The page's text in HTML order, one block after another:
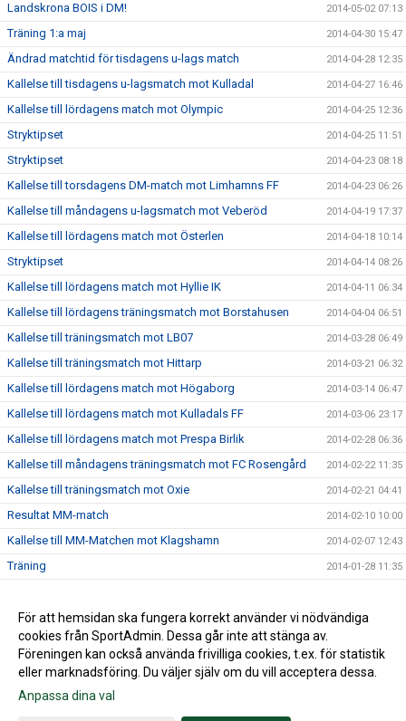
Landskrona BOIS i DM! 2014-05-02 07:13
Träning 1:a maj 2014-04-30 15:47
Ändrad matchtid för tisdagens u-lags match 2014-04-28 12:35
Kallelse till tisdagens u-lagsmatch mot Kulladal 2014-04-27 16:46
Kallelse till lördagens match mot Olympic 2014-04-25 12:36
Stryktipset 2014-04-25 11:51
Stryktipset 2014-04-23 08:18
Kallelse till torsdagens DM-match mot Limhamns FF 2014-04-23 06:26
Kallelse till måndagens u-lagsmatch mot Veberöd 2014-04-19 17:37
Kallelse till lördagens match mot Österlen 2014-04-18 10:14
Stryktipset 2014-04-14 08:26
Kallelse till lördagens match mot Hyllie IK 2014-04-11 06:34
Kallelse till lördagens träningsmatch mot Borstahusen 2014-04-04 06:51
Kallelse till träningsmatch mot LB07 2014-03-28 06:49
Kallelse till träningsmatch mot Hittarp 2014-03-21 06:32
Kallelse till lördagens match mot Högaborg 2014-03-14 06:47
Kallelse till lördagens match mot Kulladals FF 2014-03-06 23:17
Kallelse till lördagens match mot Prespa Birlik 2014-02-28 06:36
Kallelse till måndagens träningsmatch mot FC Rosengård 2014-02-22 11:35
Kallelse till träningsmatch mot Oxie 2014-02-21 04:41
Resultat MM-match 2014-02-10 10:00
Kallelse till MM-Matchen mot Klagshamn 2014-02-07 12:43
Träning 2014-01-28 11:35
Lördagsträningen är inställd 2014-01-17 20:19
2014-01-14 14:02
För att hemsidan ska fungera korrekt använder vi nödvändiga
cookies från SportAdmin. Dessa går inte att stänga av.
Föreningen kan också använda frivilliga cookies, t.ex. för statistik
eller marknadsföring. Du väljer själv om du vill acceptera dessa.
Anpassa dina val